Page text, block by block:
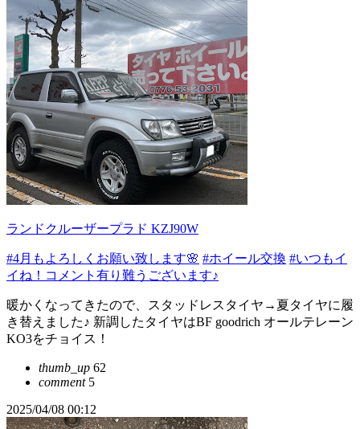
ランドクルーザープラド KZJ90W
#4月もよろしくお願い致します🌸 #ホイール交換 #いつもイ
イね！コメント有り難うございます♪
暖かくなってきたので、スタッドレスタイヤ→夏タイヤに履
き替えました♪ 新調したタイヤはBF goodrich オールテレーン
KO3をチョイス！
thumb_up 62
comment5
2025/04/08 00:12